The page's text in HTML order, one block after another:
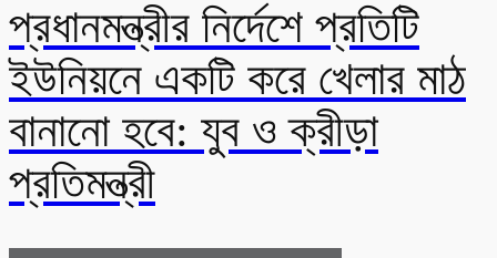
প্রধানমন্ত্রীর নির্দেশে প্রতিটি
ইউনিয়নে একটি করে খেলার মাঠ
বানানো হবে: যুব ও ক্রীড়া
প্রতিমন্ত্রী